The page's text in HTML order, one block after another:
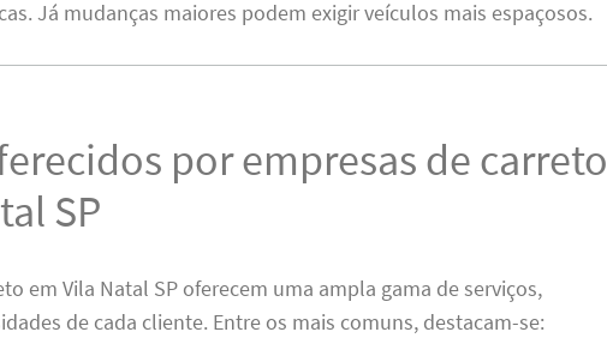
Já mudanças maiores podem exigir veículos mais espaçosos.
por empresas de carreto
SP
em Vila Natal SP oferecem uma ampla gama de serviços,
de cada cliente. Entre os mais comuns, destacam-se: